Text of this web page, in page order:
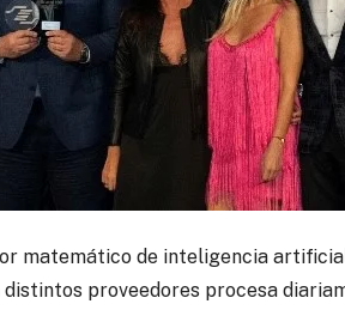
matemático de inteligencia
proveedores procesa